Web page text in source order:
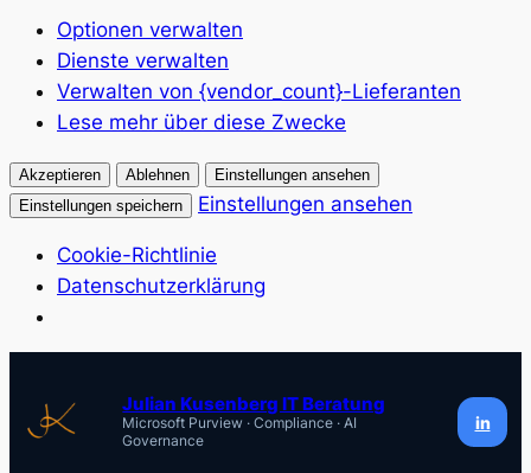
Optionen verwalten
Dienste verwalten
Verwalten von {vendor_count}-Lieferanten
Lese mehr über diese Zwecke
Akzeptieren Ablehnen
Einstellungen ansehen
Einstellungen speichern
Einstellungen ansehen
Cookie-Richtlinie
Datenschutzerklärung
springen
Julian Kusenberg IT Beratung
Microsoft Purview · Compliance · AI
Governance
in